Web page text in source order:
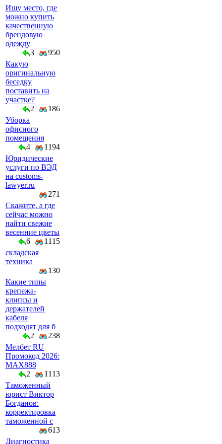
Ищу место, где
можно купить
качественную
брендовую
одежду
3
950
Какую
оригинальную
беседку
поставить на
участке?
2
186
Уборка
офисного
помещения
4
1194
Юридические
услуги по ВЭД
на customs-
lawyer.ru
271
Скажите, а где
сейчас можно
найти свежие
весенние цветы
6
1115
складская
техника
130
Какие типы
крепежа-
клипсы и
держателей
кабеля
подходят для б
2
238
Мелбет RU
Промокод 2026:
MAX888
2
1113
Таможенный
юрист Виктор
Богданов:
корректировка
таможенной с
613
Диагностика